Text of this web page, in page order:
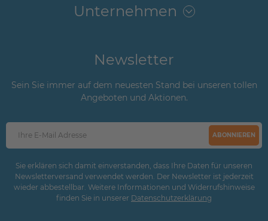
Unternehmen
Newsletter
Sein Sie immer auf dem neuesten Stand bei unseren tollen
Angeboten und Aktionen.
ABONNIEREN
Sie erklären sich damit einverstanden, dass Ihre Daten für unseren
Newsletterversand verwendet werden. Der Newsletter ist jederzeit
wieder abbestellbar. Weitere Informationen und Widerrufshinweise
finden Sie in unserer Daten­schutz­erklärung